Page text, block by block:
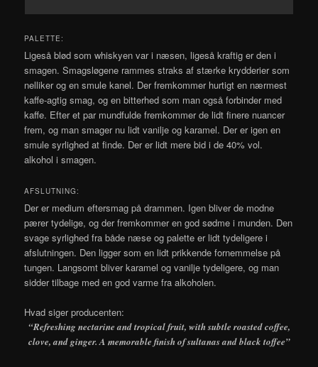
PALETTE:
Ligeså blød som whiskyen var i næsen, ligeså kraftig er den i
smagen. Smagsløgene rammes straks af stærke krydderier som
nelliker og en smule kanel. Der fremkommer hurtigt en nærmest
kaffe-agtig smag, og en bitterhed som man også forbinder med
kaffe. Efter et par mundfulde fremkommer de lidt finere nuancer
frem, og man smager nu lidt vanilje og karamel. Der er igen en
smule syrlighed at finde. Der er lidt mere bid i de 40% vol.
alkohol i smagen.
AFSLUTNING:
Der er medium eftersmag på drammen. Igen bliver de modne
pærer tydelige, og der fremkommer en god sødme i munden. Den
svage syrlighed fra både næse og palette er lidt tydeligere i
afslutningen. Den ligger som en lidt prikkende fornemmelse på
tungen. Langsomt bliver karamel og vanilje tydeligere, og man
sidder tilbage med en god varme fra alkoholen.
Hvad siger producenten:
“Refreshing nectarine and tropical fruit, with subtle roasted coffee,
clove, and ginger. A memorable finish of sultanas and black toffee”